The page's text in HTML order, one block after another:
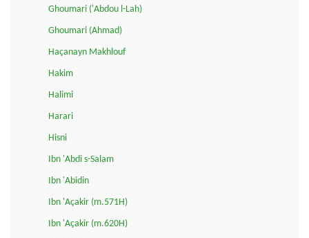
Ghoumari ('Abdou l-Lah)
Ghoumari (Ahmad)
Haçanayn Makhlouf
Hakim
Halimi
Harari
Hisni
Ibn 'Abdi s-Salam
Ibn 'Abidin
Ibn 'Açakir (m.571H)
Ibn 'Açakir (m.620H)